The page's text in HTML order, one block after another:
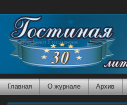
Журнал Гостиная
Главная О журнале Архив